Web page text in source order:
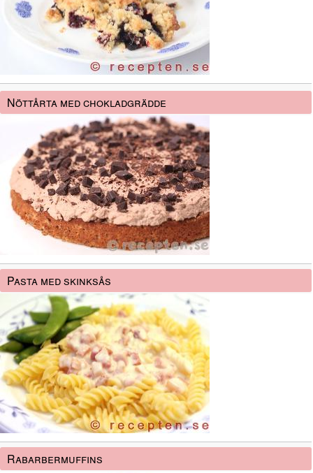
Nöttårta med chokladgrädde
Pasta med skinksås
Rabarbermuffins